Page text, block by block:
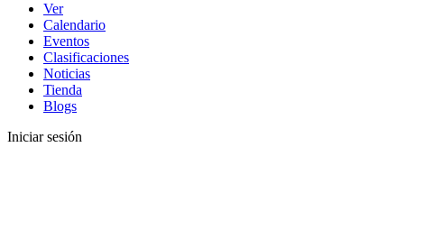
Ver
Calendario
Eventos
Clasificaciones
Noticias
Tienda
Blogs
Iniciar sesión